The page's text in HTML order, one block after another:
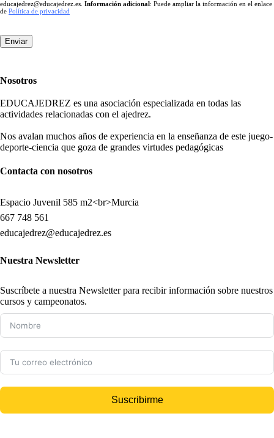
educajedrez@educajedrez.es. Información adicional: Puede ampliar la información en el enlace
de Política de privacidad
Enviar
Nosotros
EDUCAJEDREZ es una asociación especializada en todas las
actividades relacionadas con el ajedrez.
Nos avalan muchos años de experiencia en la enseñanza de este juego-
deporte-ciencia que goza de grandes virtudes pedagógicas
Contacta con nosotros
Espacio Juvenil 585 m2<br>Murcia
667 748 561
educajedrez@educajedrez.es
Nuestra Newsletter
Suscríbete a nuestra Newsletter para recibir información sobre nuestros
cursos y campeonatos.
Suscribirme